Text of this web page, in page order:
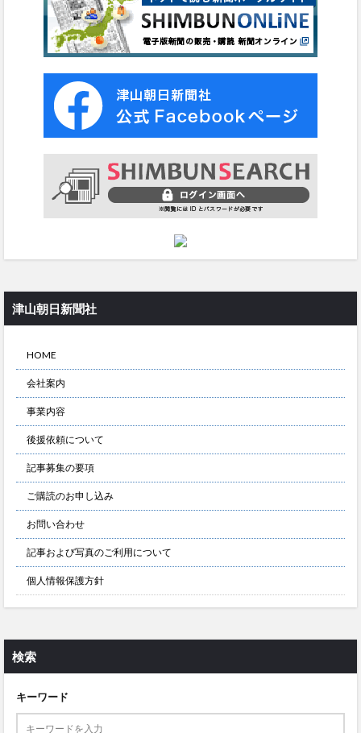
津山朝日新聞社
HOME
会社案内
事業内容
後援依頼について
記事募集の要項
ご購読のお申し込み
お問い合わせ
記事および写真のご利用について
個人情報保護方針
検索
キーワード